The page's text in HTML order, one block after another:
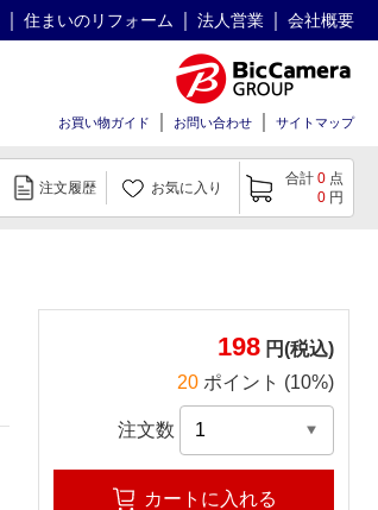
住まいのリフォーム 法人営業 会社概要
お買い物ガイド お問い合わせ サイトマップ
注文履歴 お気に入り
合計 0 点
0 円
198 円(税込)
20 ポイント (10%)
注文数
カートに入れる